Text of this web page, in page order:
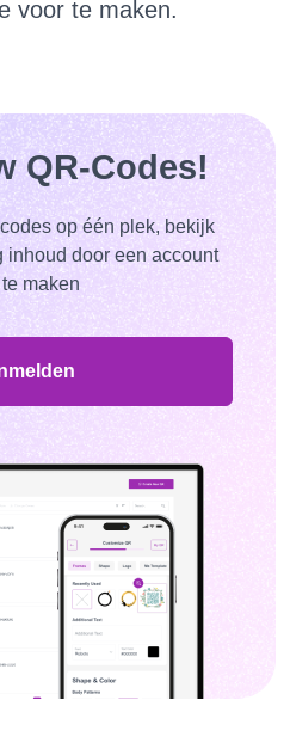
voor te maken.
QR-Codes!
op één plek, bekijk
door een account
maken